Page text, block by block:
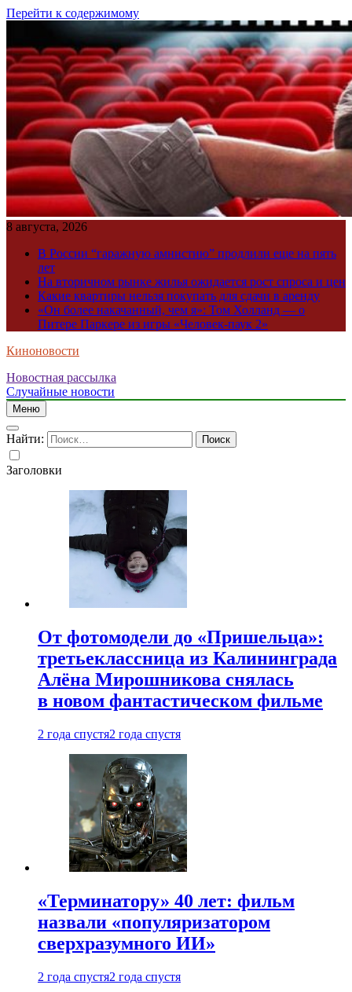
Перейти к содержимому
8 августа, 2026
В России “гаражную амнистию” продлили еще на пять
лет
На вторичном рынке жилья ожидается рост спроса и цен
Какие квартиры нельзя покупать для сдачи в аренду
«Он более накачанный, чем я»: Том Холланд — о
Питере Паркере из игры «Человек-паук 2»
Киноновости
Новостная рассылка
Случайные новости
Меню
Найти:
Заголовки
От фотомодели до «Пришельца»:
третьеклассница из Калининграда
Алёна Мирошникова снялась
в новом фантастическом фильме
2 года спустя2 года спустя
«Терминатору» 40 лет: фильм
назвали «популяризатором
сверхразумного ИИ»
2 года спустя2 года спустя